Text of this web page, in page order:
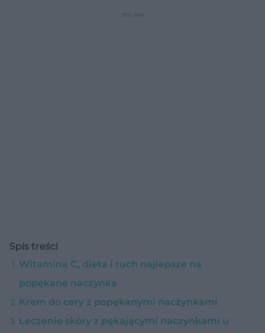
Spis treści
Witamina C, dieta i ruch najlepsze na
popękane naczynka
Krem do cery z popękanymi naczynkami
Leczenie skóry z pękającymi naczynkami u